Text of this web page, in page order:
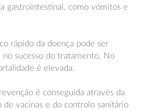
gastrointestinal, como vómitos e
rápido da doença pode ser
sucesso do tratamento. No
é elevada.
é conseguida através da
de vacinas e do controlo sanitário